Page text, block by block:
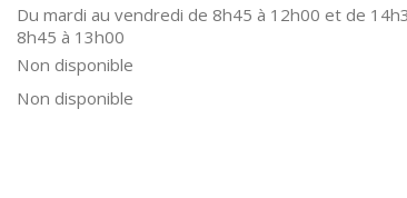
Du mardi au vendredi de 8h45 à 12h00 et de
8h45 à 13h00
Non disponible
Non disponible